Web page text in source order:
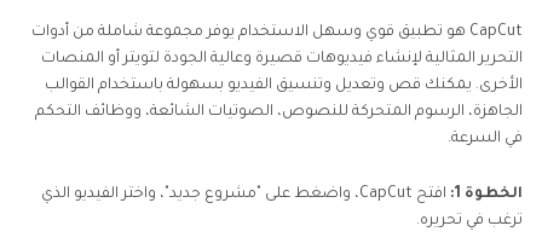
CapCut هو تطبيق قوي وسهل الاستخدام يوفر مجموعة شاملة من أدوات
التحرير المثالية لإنشاء فيديوهات قصيرة وعالية الجودة لتويتر أو المنصات
الأخرى. يمكنك قص وتعديل وتنسيق الفيديو بسهولة باستخدام القوالب
الجاهزة، الرسوم المتحركة للنصوص، الصوتيات الشائعة، ووظائف التحكم
في السرعة.
الخطوة 1:
افتح CapCut، واضغط على "مشروع جديد"، واختر الفيديو الذي
ترغب في تحريره.